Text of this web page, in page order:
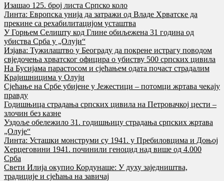
Изашао 125. број листа Српско коло
Линта: Европска унија да затражи од Владе Хрватске да
прекине са рехабилитацијом усташтва
У Горњем Селишту код Глине обиљежена 31 година од
убиства Срба у „Олуји“
Изјава: Тужилаштво у Београду да покрене истрагу поводом
свједочења хрватског официра о убиству 500 српских цивила
На Бусијама парастосом и сјећањем одата почаст страдалим
Крајишницима у Олуји
Сјећање на Србе убијене у Јежестици – потомци жртава чекају
правду
Годишњица страдања српских цивила на Петровачкој цести –
злочин без казне
Уздоље обележило 31. годишњицу страдања српских жртава
„Олује“
Линта: Усташки монструми су 1941. у Пребиловцима и Доњој
Херцеговини 1941. починили геноцид над више од 4.000
Срба
Свети Илија окупио Кордунаше: У духу заједништва,
традиције и сјећања на завичај